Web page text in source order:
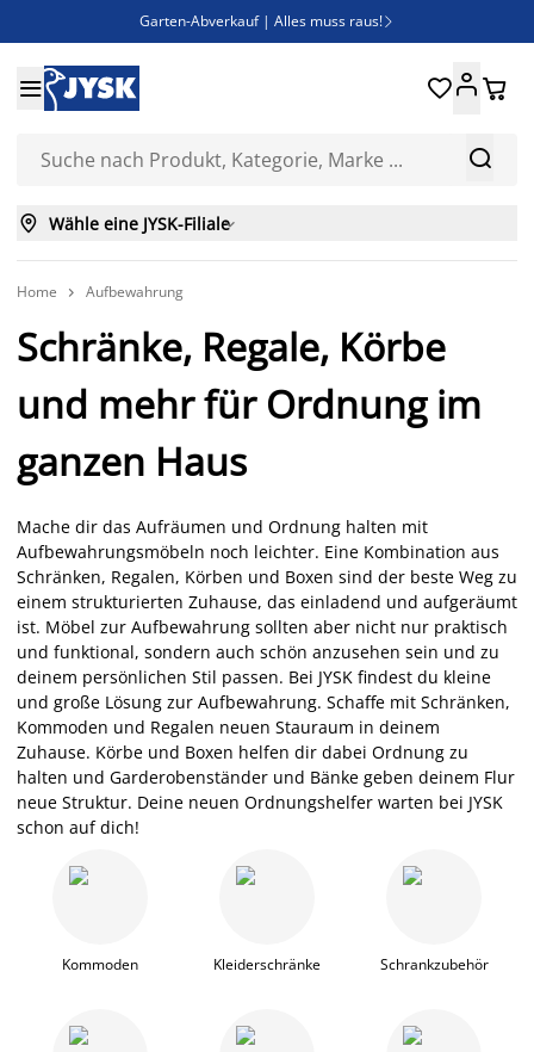
Garten-Abverkauf | Alles muss raus! 
Bist du Unternehmer? Entdecke JYSK-B2B
Esszimmerstuhl ADSLEV um nur 40€


 
 Wähle eine JYSK-Filiale
Home  Aufbewahrung
Schränke, Regale, Körbe
und mehr für Ordnung im
ganzen Haus
Mache dir das Aufräumen und Ordnung halten mit
Aufbewahrungsmöbeln noch leichter. Eine Kombination aus
Schränken, Regalen, Körben und Boxen sind der beste Weg zu
einem strukturierten Zuhause, das einladend und aufgeräumt
ist. Möbel zur Aufbewahrung sollten aber nicht nur praktisch
und funktional, sondern auch schön anzusehen sein und zu
deinem persönlichen Stil passen. Bei JYSK findest du kleine
und große Lösung zur Aufbewahrung. Schaffe mit Schränken,
Kommoden und Regalen neuen Stauraum in deinem
Zuhause. Körbe und Boxen helfen dir dabei Ordnung zu
halten und Garderobenständer und Bänke geben deinem Flur
neue Struktur. Deine neuen Ordnungshelfer warten bei JYSK
schon auf dich!
Kommoden Kleiderschränke Schrankzubehör